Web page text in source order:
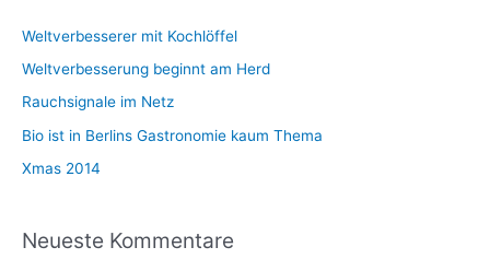
n
n
a
Weltverbesserer mit Kochlöffel
Weltverbesserung beginnt am Herd
Rauchsignale im Netz
Bio ist in Berlins Gastronomie kaum Thema
Xmas 2014
Neueste Kommentare